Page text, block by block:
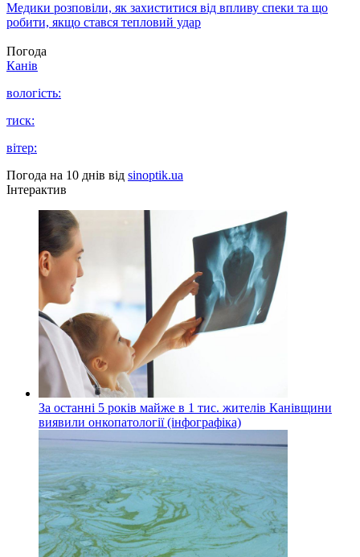
Медики розповіли, як захиститися від впливу спеки та що
робити, якщо стався тепловий удар
Погода
Канів
вологість:
тиск:
вітер:
Погода на 10 днів від sinoptik.ua
Інтерактив
За останні 5 років майже в 1 тис. жителів Канівщини
виявили онкопатології (інфографіка)